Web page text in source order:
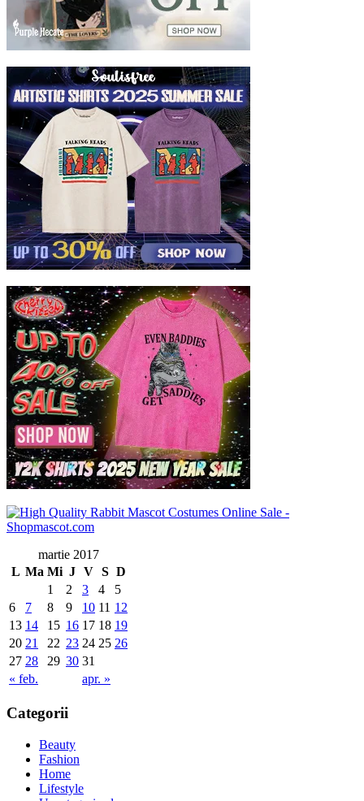
martie 2017
L Ma Mi J V S D
« feb. apr. »
1 2 3 4
5
6
7 8 9 10 11 12
13 14 15 16 17 18 19
20 21 22 23 24 25 26
27 28 29 30 31
Categorii
Beauty
Fashion
Home
Lifestyle